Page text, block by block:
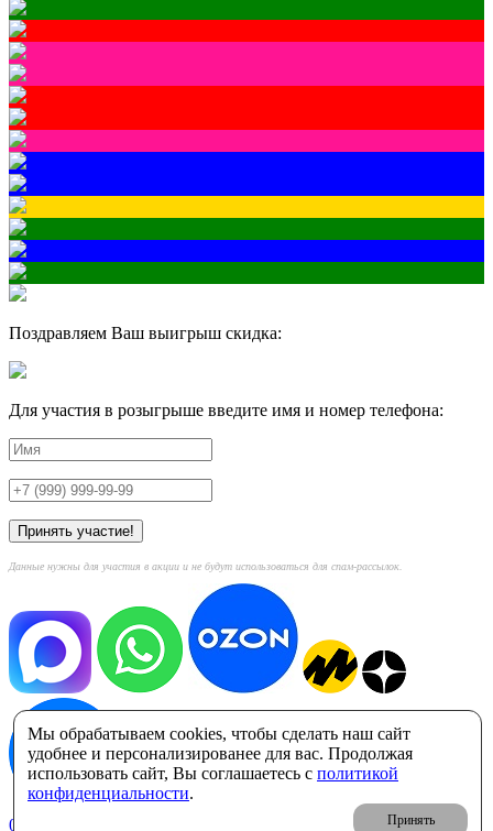
Мы обрабатываем cookies, чтобы сделать наш сайт
удобнее и персонализированее для вас. Продолжая
использовать сайт, Вы соглашаетесь с политикой
конфиденциальности.
Принять
Поздравляем Ваш выигрыш скидка:
Для участия в розыгрыше введите имя и номер телефона:
Данные нужны для участия в акции и не будут использоваться для спам-рассылок.
0